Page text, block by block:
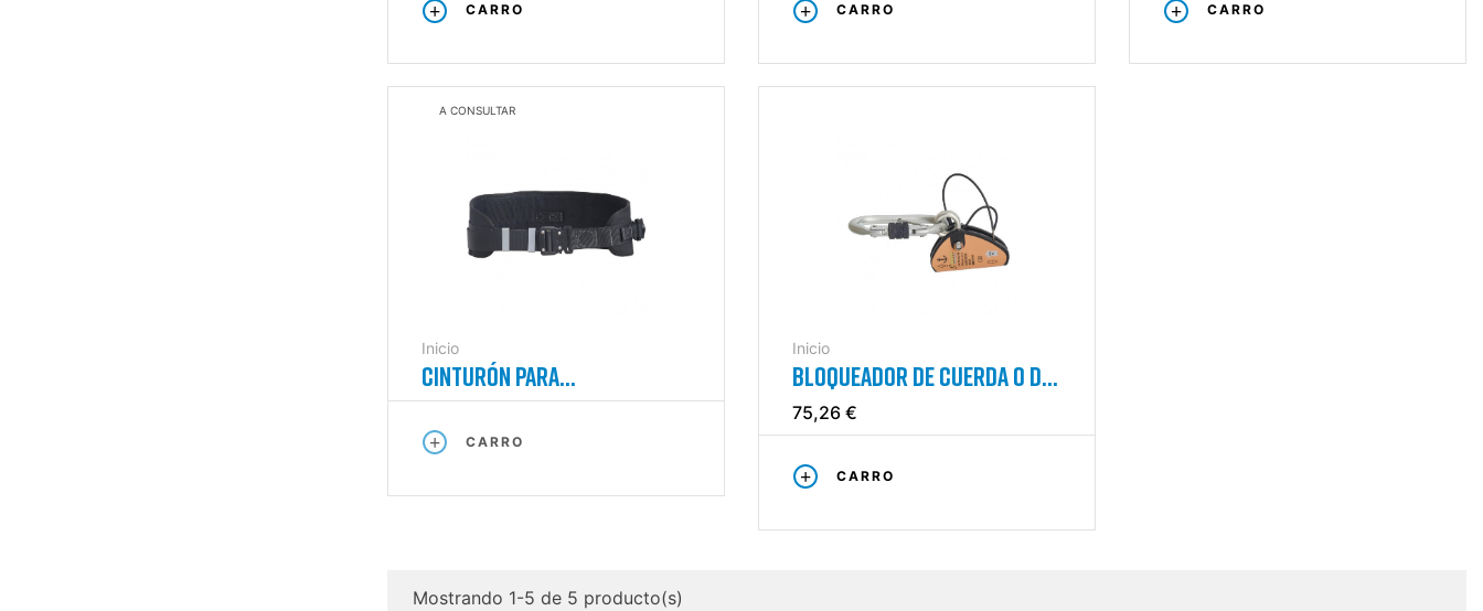
CARRO CARRO CARRO
A CONSULTAR
Inicio
CINTURÓN PARA
AUTORESCATADOR
CARRO
Inicio
BLOQUEADOR DE CUERDA O DE
CABLE PARA RESCATE
75,26 €
CARRO
Mostrando 1-5 de 5 producto(s)